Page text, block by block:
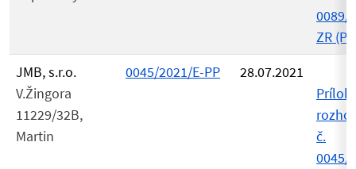
0089/
ZR
JMB, s.r.o.
V.Žingora
11229/32B,
Martin
0045/2021/E-PP
28.07.2021
č.
0045/